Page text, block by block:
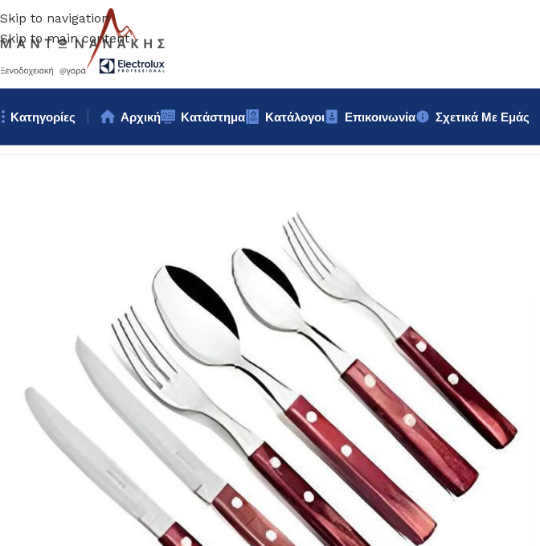
Skip to navigation
Skip to main content
Κατηγορίες Αρχική Κατάστημα Κατάλογοι Επικοινωνία
Σχετικά Με Εμάς